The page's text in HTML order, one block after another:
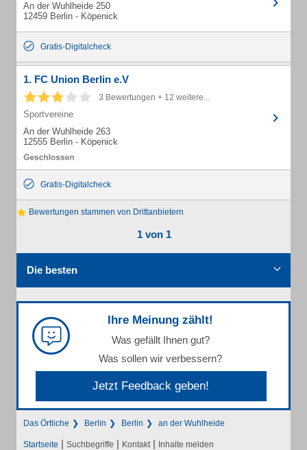
An der Wuhlheide 250
12459 Berlin - Köpenick
Gratis-Digitalcheck
1. FC Union Berlin e.V
3 Bewertungen + 12 weitere...
Sportvereine
An der Wuhlheide 263
12555 Berlin - Köpenick
Gratis-Digitalcheck
Bewertungen stammen von Drittanbietern
1 von 1
Die besten
Ihre Meinung zählt!
Was gefällt Ihnen gut?
Was sollen wir verbessern?
Jetzt Feedback geben!
Das Örtliche Berlin Berlin an der Wuhlheide
Startseite | Suchbegriffe | Kontakt | Inhalte melden